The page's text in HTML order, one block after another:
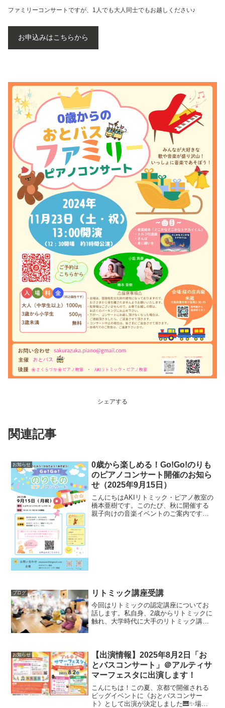
ファミリーコンサートですが、1人でも大人同士でもお越しください♪
お申込みはこちらから
シェアする
関連記事
お知らせ
0歳から楽しめる！Go!Go!のりも
のピアノコンサート開催のお知ら
せ（2025年9月15日）
こんにちはAKIリトミック・ピアノ教室の
橋本亜樹です。このたび、秋に開催する
親子向けの音楽イベントのご案内です。
ブログ リトミック講座受講
今回はリトミックの認定講座についてお
話します。私自身、2歳からリトミックに
触れ、大学時代に大手のリトミック講習
り入れたり、他の講師...
お知らせ
【出演情報】2025年8月2日「お
とバスコンサート」＠アルティサ
マーフェスタに出演します！
こんにちは！この夏、京都で開催される
ビッグイベントに《おとバスコンサー
ト》として出演が決定しました🎹✨場所